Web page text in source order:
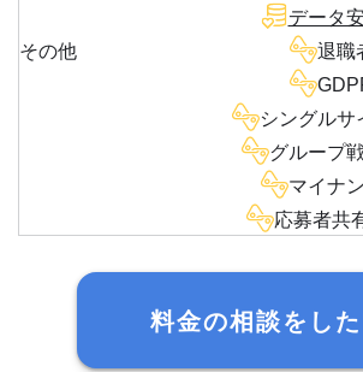
その他
データ
退職
シングルサ
グループ
マイナ
応募者共
料金の相談をし